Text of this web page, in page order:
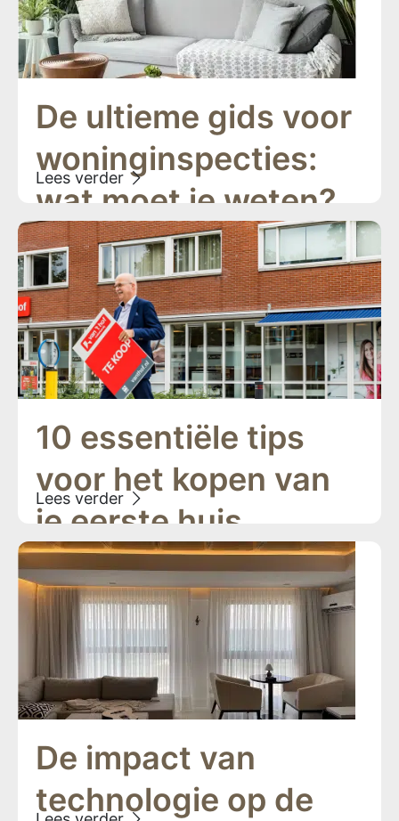
De ultieme gids voor
woninginspecties:
wat moet je weten?
10 essentiële tips
voor het kopen van
je eerste huis
De impact van
technologie op de